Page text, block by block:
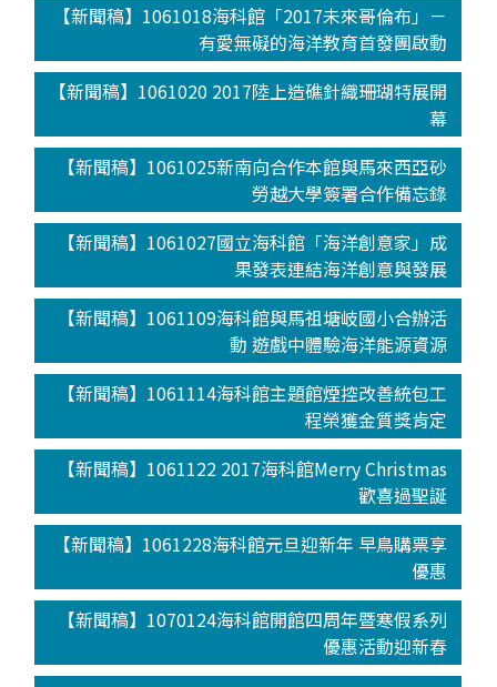
【新聞稿】1061018海科館「2017未來哥倫布」－
有愛無礙的海洋教育首發團啟動
【新聞稿】1061020 2017陸上造礁針織珊瑚特展開
幕
【新聞稿】1061025新南向合作本館與馬來西亞砂
勞越大學簽署合作備忘錄
【新聞稿】1061027國立海科館「海洋創意家」成
果發表連結海洋創意與發展
【新聞稿】1061109海科館與馬祖塘岐國小合辦活
動 遊戲中體驗海洋能源資源
【新聞稿】1061114海科館主題館煙控改善統包工
程榮獲金質獎肯定
【新聞稿】1061122 2017海科館Merry Christmas
歡喜過聖誕
【新聞稿】1061228海科館元旦迎新年 早鳥購票享
優惠
【新聞稿】1070124海科館開館四周年暨寒假系列
優惠活動迎新春